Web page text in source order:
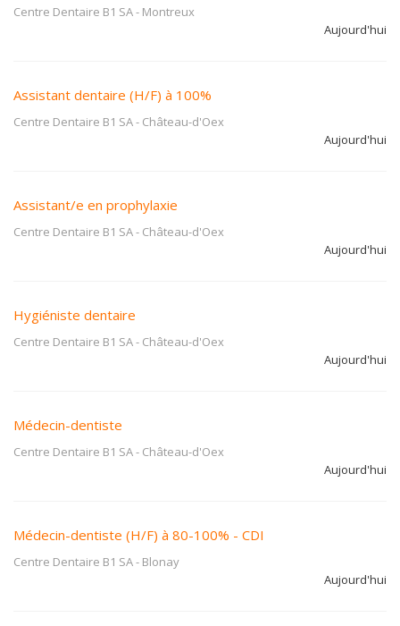
Centre Dentaire B1 SA- Montreux
Aujourd'hui
Assistant dentaire (H/F) à 100%
Centre Dentaire B1 SA- Château-d'Oex
Aujourd'hui
Assistant/e en prophylaxie
Centre Dentaire B1 SA- Château-d'Oex
Aujourd'hui
Hygiéniste dentaire
Centre Dentaire B1 SA- Château-d'Oex
Aujourd'hui
Médecin-dentiste
Centre Dentaire B1 SA- Château-d'Oex
Aujourd'hui
Médecin-dentiste (H/F) à 80-100% - CDI
Centre Dentaire B1 SA- Blonay
Aujourd'hui